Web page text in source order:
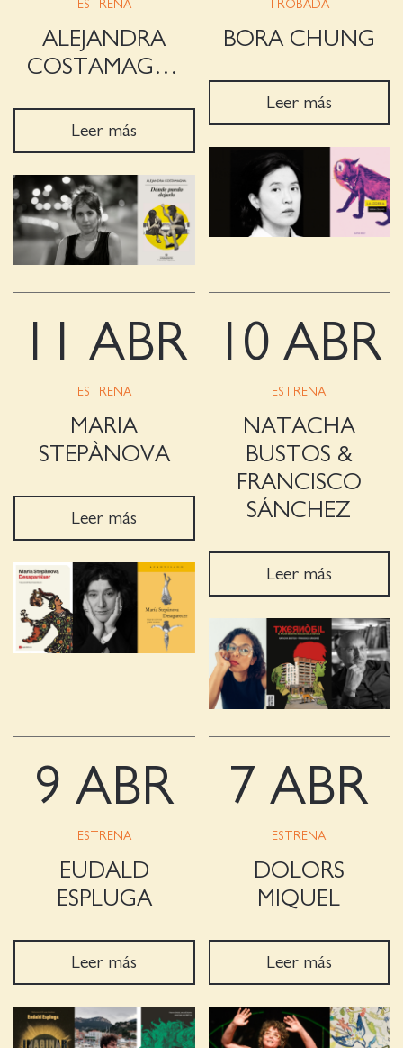
ESTRENA
ALEJANDRA
COSTAMAGNA
Leer más
TROBADA
BORA CHUNG
Leer más
11 ABR
ESTRENA
MARIA
STEPÀNOVA
Leer más
10 ABR
ESTRENA
NATACHA
BUSTOS &
FRANCISCO
SÁNCHEZ
Leer más
9 ABR
ESTRENA
EUDALD
ESPLUGA
Leer más
7 ABR
ESTRENA
DOLORS
MIQUEL
Leer más